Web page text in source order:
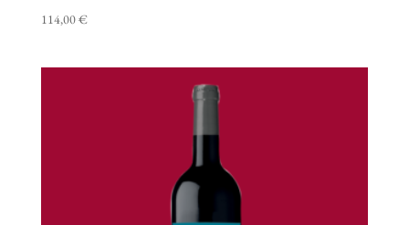
114,00€